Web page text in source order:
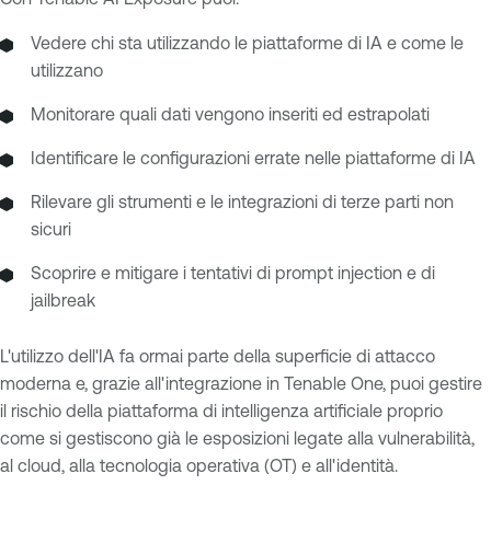
Vedere chi sta utilizzando le piattaforme di IA e come le
utilizzano
Monitorare quali dati vengono inseriti ed estrapolati
Identificare le configurazioni errate nelle piattaforme di IA
Rilevare gli strumenti e le integrazioni di terze parti non
sicuri
Scoprire e mitigare i tentativi di prompt injection e di
jailbreak
L'utilizzo dell'IA fa ormai parte della superficie di attacco
moderna e, grazie all'integrazione in Tenable One, puoi gestire
il rischio della piattaforma di intelligenza artificiale proprio
come si gestiscono già le esposizioni legate alla vulnerabilità,
al cloud, alla tecnologia operativa (OT) e all'identità.